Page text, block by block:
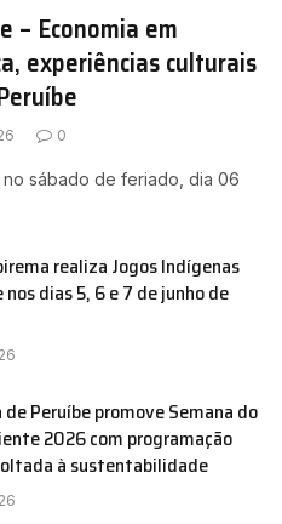
– Economia em
experiências culturais
0
sábado de feriado, dia 06
realiza Jogos Indígenas
nos dias 5, 6 e 7 de junho de
Peruíbe promove Semana do
2026 com programação
à sustentabilidade